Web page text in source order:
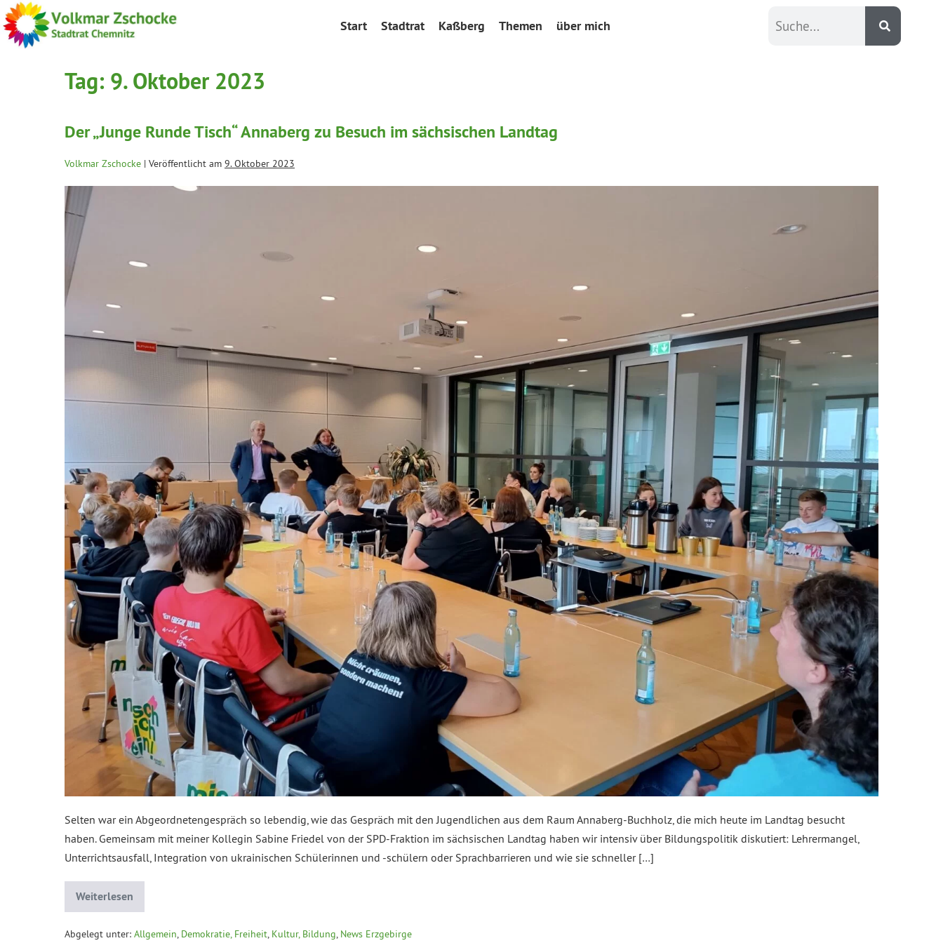
Start Stadtrat Kaßberg Themen über mich
Tag: 9. Oktober 2023
Der „Junge Runde Tisch“ Annaberg zu Besuch im sächsischen Landtag
Volkmar Zschocke | Veröffentlicht am 9. Oktober 2023
Selten war ein Abgeordnetengespräch so lebendig, wie das Gespräch mit den Jugendlichen aus dem Raum Annaberg-Buchholz, die mich heute im Landtag besucht
haben. Gemeinsam mit meiner Kollegin Sabine Friedel von der SPD-Fraktion im sächsischen Landtag haben wir intensiv über Bildungspolitik diskutiert: Lehrermangel,
Unterrichtsausfall, Integration von ukrainischen Schülerinnen und -schülern oder Sprachbarrieren und wie sie schneller […]
Weiterlesen
Abgelegt unter: Allgemein, Demokratie, Freiheit, Kultur, Bildung, News Erzgebirge